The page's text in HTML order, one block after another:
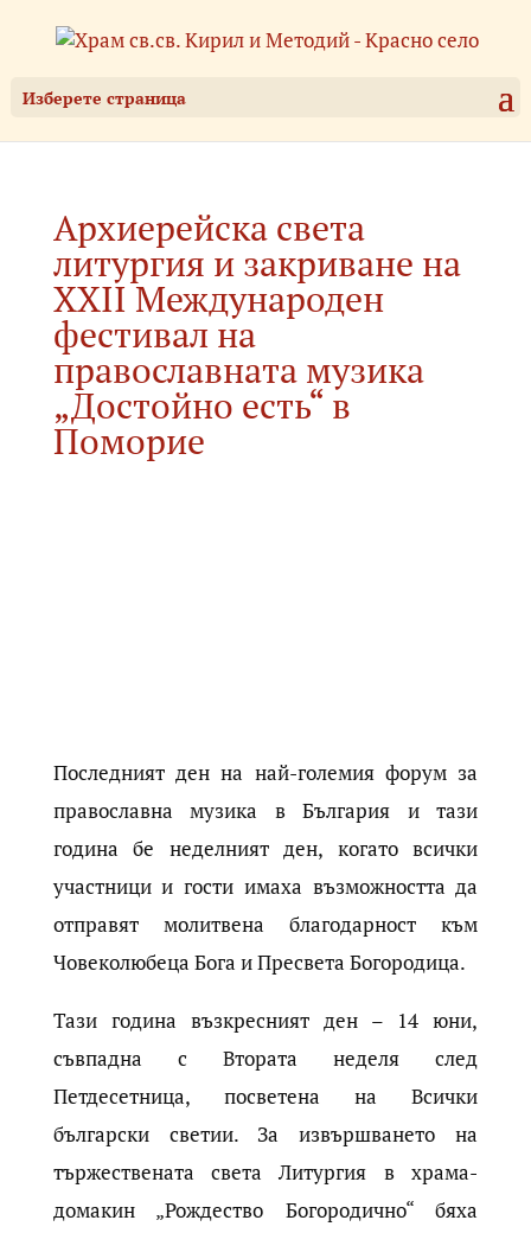
Изберете страница
Архиерейска света
литургия и закриване на
XXII Международен
фестивал на
православната музика
„Достойно есть“ в
Поморие
Последният ден на най-големия форум за
православна музика в България и тази
година бе неделният ден, когато всички
участници и гости имаха възможността да
отправят молитвена благодарност към
Човеколюбеца Бога и Пресвета Богородица.
Тази година възкресният ден – 14 юни,
съвпадна с Втората нeделя след
Петдесетница, посветена на Всички
български светии. За извършването на
тържествената света Литургия в храма-
домакин „Рождество Богородично“ бяха